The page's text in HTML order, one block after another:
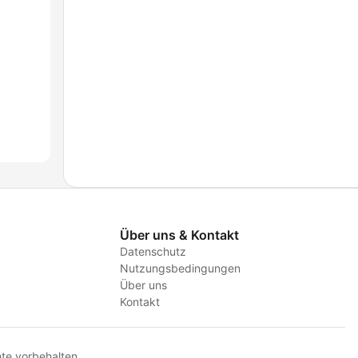
Über uns & Kontakt
Datenschutz
Nutzungsbedingungen
Über uns
Kontakt